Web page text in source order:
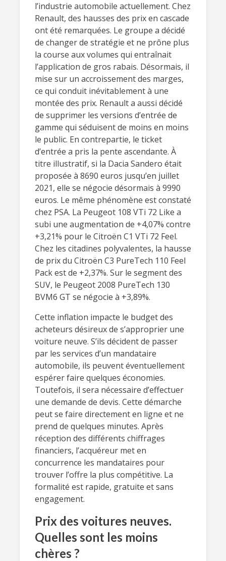
l’industrie automobile actuellement. Chez
Renault, des hausses des prix en cascade
ont été remarquées. Le groupe a décidé
de changer de stratégie et ne prône plus
la course aux volumes qui entraînait
l’application de gros rabais. Désormais, il
mise sur un accroissement des marges,
ce qui conduit inévitablement à une
montée des prix. Renault a aussi décidé
de supprimer les versions d’entrée de
gamme qui séduisent de moins en moins
le public. En contrepartie, le ticket
d’entrée a pris la pente ascendante. À
titre illustratif, si la Dacia Sandero était
proposée à 8690 euros jusqu’en juillet
2021, elle se négocie désormais à 9990
euros. Le même phénomène est constaté
chez PSA. La Peugeot 108 VTi 72 Like a
subi une augmentation de +4,07% contre
+3,21% pour le Citroën C1 VTi 72 Feel.
Chez les citadines polyvalentes, la hausse
de prix du Citroën C3 PureTech 110 Feel
Pack est de +2,37%. Sur le segment des
SUV, le Peugeot 2008 PureTech 130
BVM6 GT se négocie à +3,89%.
Cette inflation impacte le budget des
acheteurs désireux de s’approprier une
voiture neuve. S’ils décident de passer
par les services d’un mandataire
automobile, ils peuvent éventuellement
espérer faire quelques économies.
Toutefois, il sera nécessaire d’effectuer
une demande de devis. Cette démarche
peut se faire directement en ligne et ne
prend de quelques minutes. Après
réception des différents chiffrages
financiers, l’acquéreur met en
concurrence les mandataires pour
trouver l’offre la plus compétitive. La
formalité est rapide, gratuite et sans
engagement.
Prix des voitures neuves.
Quelles sont les moins
chères ?